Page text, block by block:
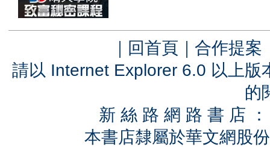
｜ 回首頁 ｜ 合作提案
請以 Internet Explorer 6.0 以上
的
新 絲 路 網 路 書 店
本書店隸屬於華文網股